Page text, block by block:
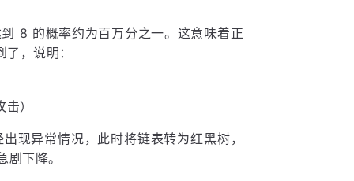
8 的概率约为百万分之一。这意味着正
，说明：
）
现异常情况，此时将链表转为红黑树，
下降。